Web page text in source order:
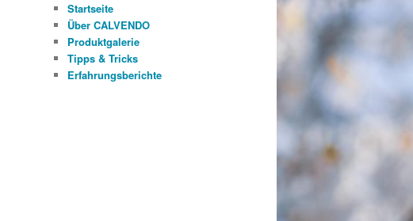
Startseite
Über CALVENDO
Produktgalerie
Tipps & Tricks
Erfahrungsberichte